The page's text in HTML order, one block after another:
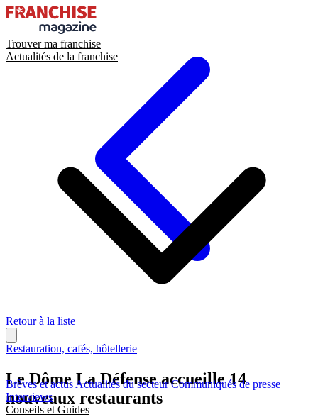
Trouver ma franchise
Actualités de la franchise
Brèves et actus Actualités du secteurCommuniqués de presse
Interviews
Conseils et Guides
Retour à la liste
Restauration, cafés, hôtellerie
Le Dôme La Défense accueille 14
nouveaux restaurants